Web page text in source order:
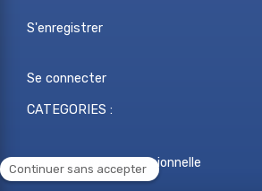
S'enregistrer
Se connecter
CATEGORIES :
Reconversion professionnelle